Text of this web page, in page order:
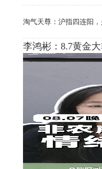
淘气天尊：沪指四连阳
李鸿彬：8.7黄金大
你看涨还是看跌？
【南篱】黄金想涨
杨山海：8月非农